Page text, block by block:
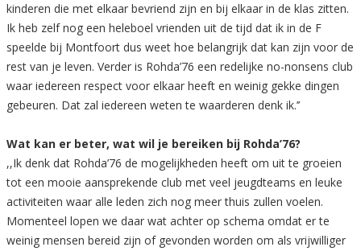
kinderen die met elkaar bevriend zijn en bij elkaar in de klas zitten.
Ik heb zelf nog een heleboel vrienden uit de tijd dat ik in de F
speelde bij Montfoort dus weet hoe belangrijk dat kan zijn voor de
rest van je leven. Verder is Rohda’76 een redelijke no-nonsens club
waar iedereen respect voor elkaar heeft en weinig gekke dingen
gebeuren. Dat zal iedereen weten te waarderen denk ik.’’
Wat kan er beter, wat wil je bereiken bij Rohda’76?
,,Ik denk dat Rohda’76 de mogelijkheden heeft om uit te groeien
tot een mooie aansprekende club met veel jeugdteams en leuke
activiteiten waar alle leden zich nog meer thuis zullen voelen.
Momenteel lopen we daar wat achter op schema omdat er te
weinig mensen bereid zijn of gevonden worden om als vrijwilliger